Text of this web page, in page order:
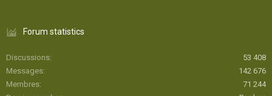
Forum statistics
Discussions
53 408
Messages
142 676
Membres
71 244